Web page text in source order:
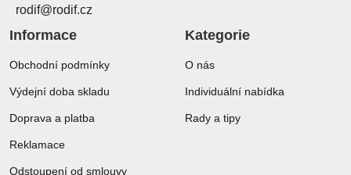
rodif@rodif.cz
Informace
Obchodní podmínky
Výdejní doba skladu
Doprava a platba
Reklamace
Odstoupení od smlouvy
Kategorie
O nás
Individuální nabídka
Rady a tipy